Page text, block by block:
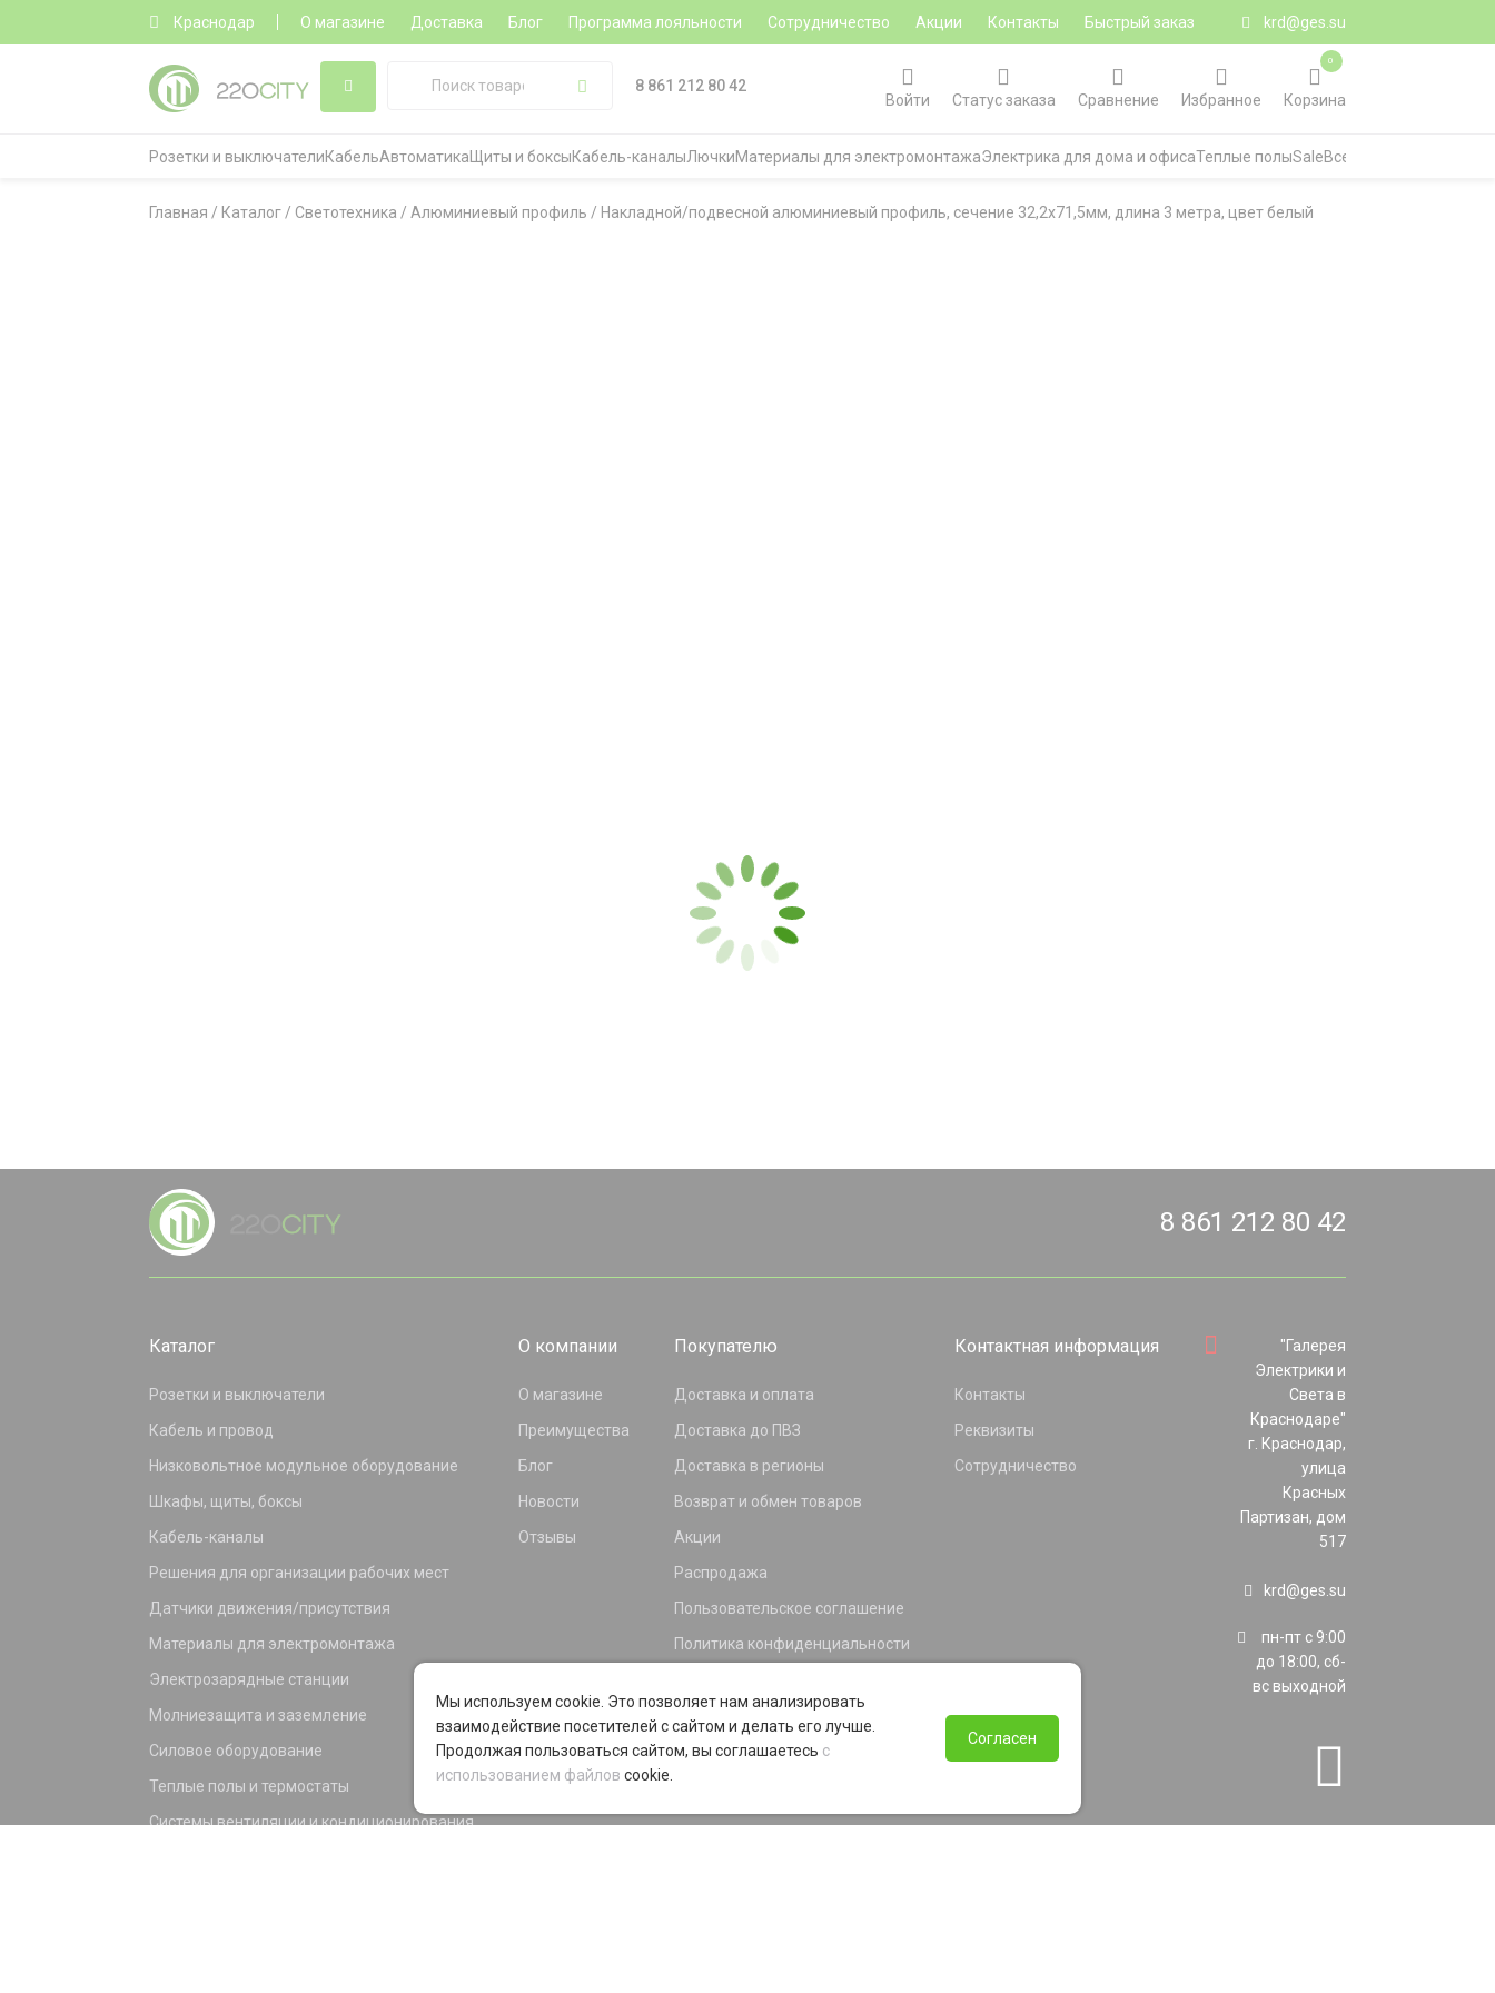
Краснодар О магазине Доставка Блог Программа лояльности Сотрудничество Акции Контакты Быстрый заказ krd@ges.su
8 861 212 80 42
Войти
Статус заказа Сравнение Избранное Корзина
0
Розетки и выключателиКабельАвтоматика Щиты и боксыКабель-каналыЛючкиМатериалы для электромонтажаЭлектрика для дома и офисаТеплые полыSaleВсе категории
Главная / Каталог / Светотехника / Алюминиевый профиль / Накладной/подвесной алюминиевый профиль, сечение 32,2х71,5мм, длина 3 метра, цвет белый
8 861 212 80 42
Каталог
Розетки и выключатели
Кабель и провод
Низковольтное модульное оборудование
Шкафы, щиты, боксы
Кабель-каналы
Решения для организации рабочих мест
Датчики движения/присутствия
Материалы для электромонтажа
Электрозарядные станции
Молниезащита и заземление
Силовое оборудование
Теплые полы и термостаты
Системы вентиляции и кондиционирования
О компании
О магазине
Преимущества
Блог
Новости
Отзывы
Покупателю
Доставка и оплата
Доставка до ПВЗ
Доставка в регионы
Возврат и обмен товаров
Акции
Распродажа
Пользовательское соглашение
Политика конфиденциальности
Программа лояльности
Контактная информация
Контакты
Реквизиты
Сотрудничество
"Галерея
Электрики и
Света в
Краснодаре"
г. Краснодар,
улица
Красных
Партизан, дом
517
krd@ges.su
пн-пт с 9:00
до 18:00, сб-
вс выходной
Мы используем cookie. Это позволяет нам анализировать
взаимодействие посетителей с сайтом и делать его лучше.
Продолжая пользоваться сайтом, вы соглашаетесь с
использованием файлов cookie.
Согласен